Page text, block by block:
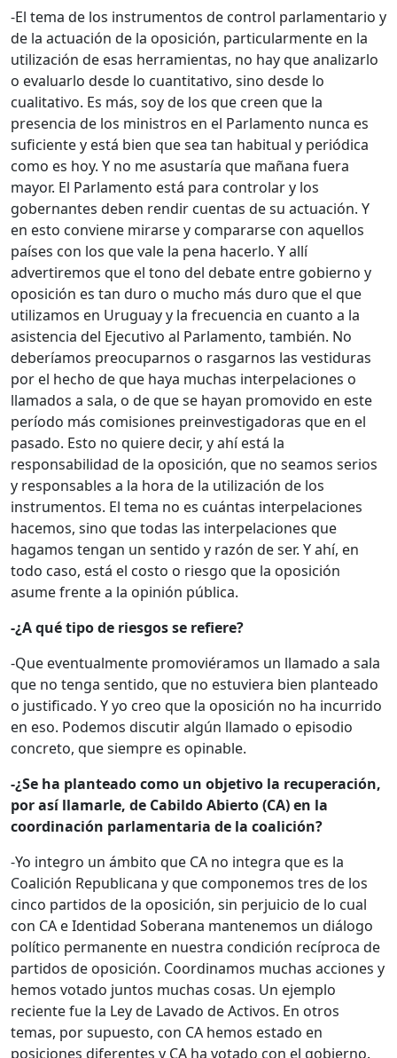
-El tema de los instrumentos de control parlamentario y
de la actuación de la oposición, particularmente en la
utilización de esas herramientas, no hay que analizarlo
o evaluarlo desde lo cuantitativo, sino desde lo
cualitativo. Es más, soy de los que creen que la
presencia de los ministros en el Parlamento nunca es
suficiente y está bien que sea tan habitual y periódica
como es hoy. Y no me asustaría que mañana fuera
mayor. El Parlamento está para controlar y los
gobernantes deben rendir cuentas de su actuación. Y
en esto conviene mirarse y compararse con aquellos
países con los que vale la pena hacerlo. Y allí
advertiremos que el tono del debate entre gobierno y
oposición es tan duro o mucho más duro que el que
utilizamos en Uruguay y la frecuencia en cuanto a la
asistencia del Ejecutivo al Parlamento, también. No
deberíamos preocuparnos o rasgarnos las vestiduras
por el hecho de que haya muchas interpelaciones o
llamados a sala, o de que se hayan promovido en este
período más comisiones preinvestigadoras que en el
pasado. Esto no quiere decir, y ahí está la
responsabilidad de la oposición, que no seamos serios
y responsables a la hora de la utilización de los
instrumentos. El tema no es cuántas interpelaciones
hacemos, sino que todas las interpelaciones que
hagamos tengan un sentido y razón de ser. Y ahí, en
todo caso, está el costo o riesgo que la oposición
asume frente a la opinión pública.
-¿A qué tipo de riesgos se refiere?
-Que eventualmente promoviéramos un llamado a sala
que no tenga sentido, que no estuviera bien planteado
o justificado. Y yo creo que la oposición no ha incurrido
en eso. Podemos discutir algún llamado o episodio
concreto, que siempre es opinable.
-¿Se ha planteado como un objetivo la recuperación,
por así llamarle, de Cabildo Abierto (CA) en la
coordinación parlamentaria de la coalición?
-Yo integro un ámbito que CA no integra que es la
Coalición Republicana y que componemos tres de los
cinco partidos de la oposición, sin perjuicio de lo cual
con CA e Identidad Soberana mantenemos un diálogo
político permanente en nuestra condición recíproca de
partidos de oposición. Coordinamos muchas acciones y
hemos votado juntos muchas cosas. Un ejemplo
reciente fue la Ley de Lavado de Activos. En otros
temas, por supuesto, con CA hemos estado en
posiciones diferentes y CA ha votado con el gobierno.